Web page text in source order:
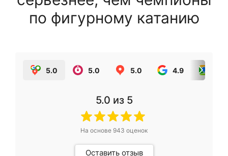
по фигурному катанию
5.0 5.0 5.0 4.9
5.0 из 5
На основе 943 оценок
Оставить отзыв